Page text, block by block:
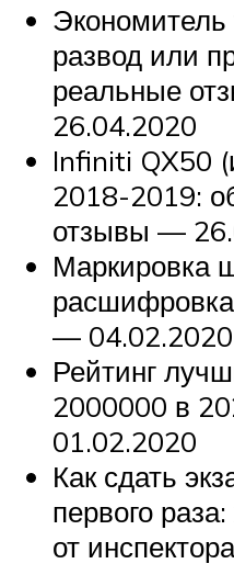
развод или
реальные
26.04.2020
Infiniti QX50
2018-2019:
отзывы —
Маркировка
— 04.02.2020
Рейтинг
2000000 в
01.02.2020
Как сдать
первого
от